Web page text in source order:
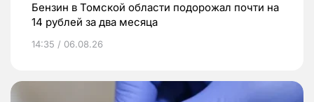
Бензин в Томской области подорожал почти на
14 рублей за два месяца
14:35 / 06.08.26